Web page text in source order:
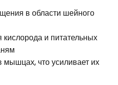
в области шейного
и питательных
мышцах, что усиливает их